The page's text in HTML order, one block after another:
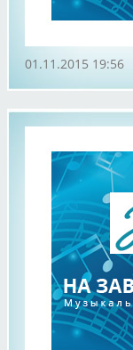
01.11.2015 19:56